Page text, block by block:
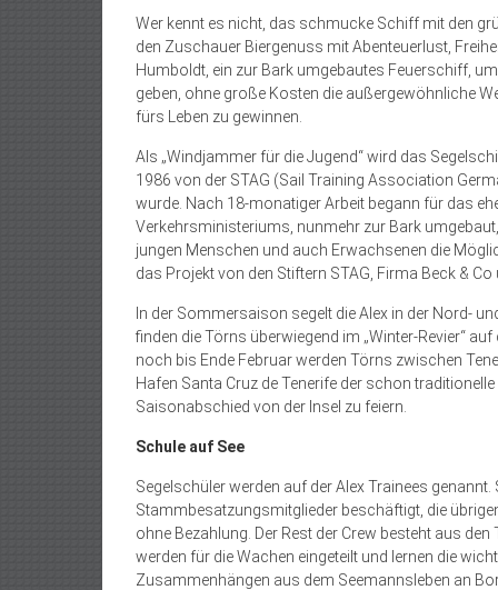
Wer kennt es nicht, das schmucke Schiff mit den
den Zuschauer Biergenuss mit Abenteuerlust,
Humboldt, ein zur Bark umgebautes Feuerschiff,
geben, ohne große Kosten die außergewöhnliche
fürs Leben zu gewinnen.
Als „Windjammer für die Jugend“ wird das
1986 von der STAG (Sail Training Association
wurde. Nach 18-monatiger Arbeit begann für das
Verkehrsministeriums, nunmehr zur Bark
jungen Menschen und auch Erwachsenen die
das Projekt von den Stiftern STAG, Firma Beck &
In der Sommersaison segelt die Alex in der Nord-
finden die Törns überwiegend im „Winter-Revier“
noch bis Ende Februar werden Törns zwischen
Hafen Santa Cruz de Tenerife der schon
Saisonabschied von der Insel zu feiern.
Schule auf See
Segelschüler werden auf der Alex Trainees
Stammbesatzungsmitglieder beschäftigt, die
ohne Bezahlung. Der Rest der Crew besteht aus
werden für die Wachen eingeteilt und lernen die
Zusammenhängen aus dem Seemannsleben an